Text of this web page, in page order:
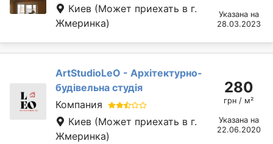
Киев (Может приехать в г.
Жмеринка)
Указана на
28.03.2023
ArtStudioLeO - Архітектурно-
будівельна студія
Компания
Киев (Может приехать в г.
Жмеринка)
280
грн / м²
Указана на
22.06.2020